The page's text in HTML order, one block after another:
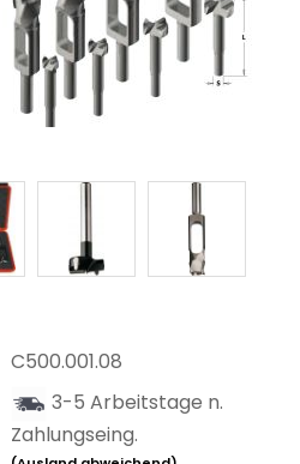
C500.001.08
3-5 Arbeitstage n.
Zahlungseing.